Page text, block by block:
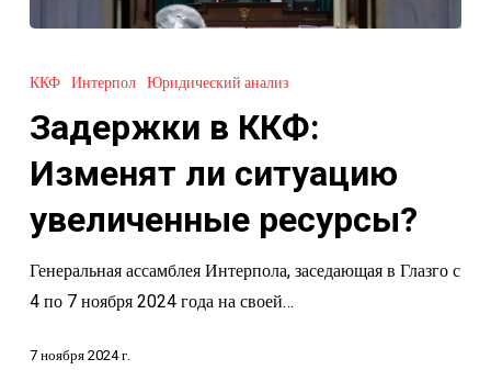
в
Изменят
ли
увеличенные
ресурсы?
ККФ Интерпол Юридический анализ
Задержки в ККФ:
Изменят ли ситуацию
увеличенные ресурсы?
Генеральная ассамблея Интерпола, заседающая в Глазго с
4 по 7 ноября 2024 года на своей…
7 ноября 2024 г.